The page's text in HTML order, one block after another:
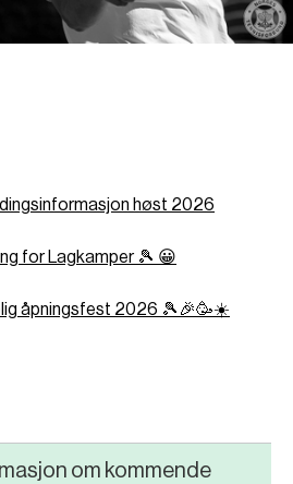
høst 2026
for Lagkamper 🎾 😀
åpningsfest 2026 🎾🎉🥳☀️
om kommende